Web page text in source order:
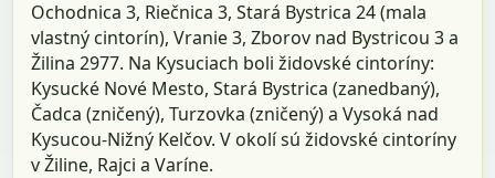
Ochodnica 3, Riečnica 3, Stará Bystrica 24 (mala
vlastný cintorín), Vranie 3, Zborov nad Bystricou 3 a
Žilina 2977. Na Kysuciach boli židovské cintoríny:
Kysucké Nové Mesto, Stará Bystrica (zanedbaný),
Čadca (zničený), Turzovka (zničený) a Vysoká nad
Kysucou-Nižný Kelčov. V okolí sú židovské cintoríny
v Žiline, Rajci a Varíne.